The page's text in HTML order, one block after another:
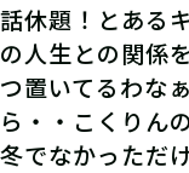
話休題！とある
の人生との関係
つ置いてるわな
ら・・こくりん
冬でなかっただ